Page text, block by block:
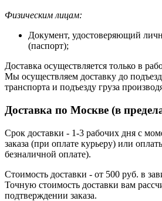
Физическим лицам:
Документ, удостоверяющий
(паспорт);
Доставка осуществляется только в
Мы осуществляем доставку до
транспорта и подъезду груза
Доставка по Москве (в
Срок доставки - 1-3 рабочих дня с
заказа (при оплате курьеру) или
безналичной оплате).
Стоимость доставки - от 500 руб. в
Точную стоимость доставки вам
подтверждении заказа.